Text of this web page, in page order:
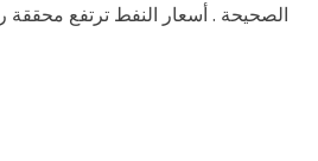
الصحيحة . أسعار النفط ترتفع محققة